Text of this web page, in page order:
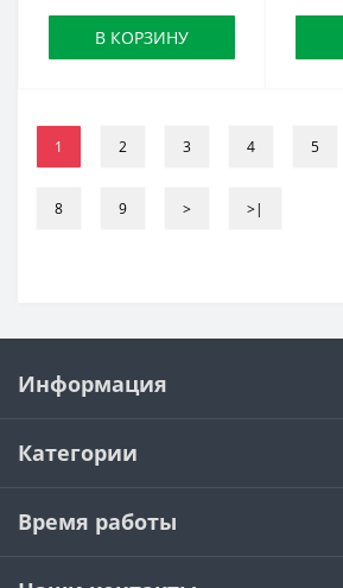
В КОРЗИНУ
1 2 3 4 5
8 9 > >|
Информация
Категории
Время работы